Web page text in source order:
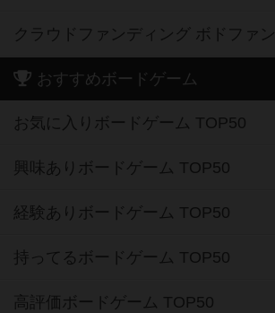
クラウドファンディング ボドファン
おすすめボードゲーム
お気に入りボードゲーム TOP50
興味ありボードゲーム TOP50
経験ありボードゲーム TOP50
持ってるボードゲーム TOP50
高評価ボードゲーム TOP50